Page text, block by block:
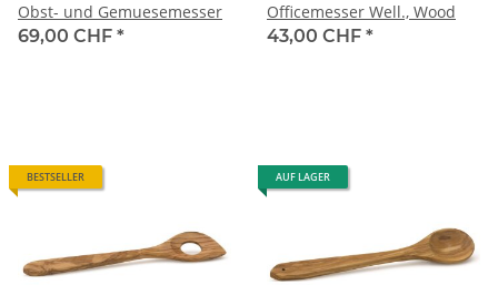
Obst- und Gemuesemesser
69,00 CHF *
Officemesser Well., Wood
43,00 CHF *
BESTSELLER AUF LAGER